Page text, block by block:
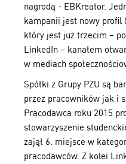
nagrodą - EBKreator.
kampanii jest nowy profil
który jest już trzecim –
LinkedIn – kanałem
w mediach
Spółki z Grupy PZU są
przez pracowników jak i
Pracodawca roku 2015
stowarzyszenie
zajął 6. miejsce w
pracodawców. Z kolei